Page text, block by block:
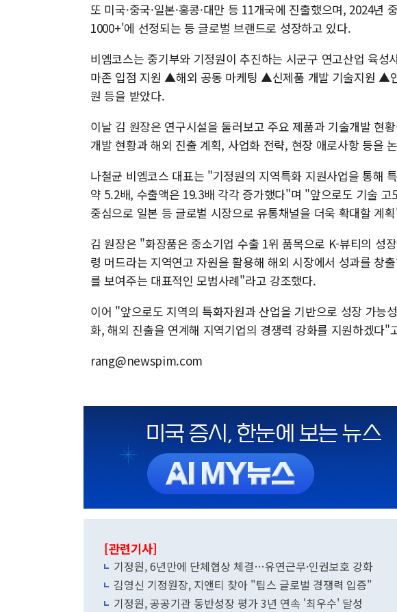
또 미국·중국·일본·홍콩·대만 등 11개국에 진출했으며, 2024년
1000+'에 선정되는 등 글로벌 브랜드로 성장하고 있다.
비엠코스는 중기부와 기정원이 추진하는 시군구 연고산업 육
마존 입점 지원 ▲해외 공동 마케팅 ▲신제품 개발 기술지원 ▲
원 등을 받았다.
이날 김 원장은 연구시설을 둘러보고 주요 제품과 기술개발 현
개발 현황과 해외 진출 계획, 사업화 전략, 현장 애로사항 등을
나철균 비엠코스 대표는 "기정원의 지역특화 지원사업을 통해
약 5.2배, 수출액은 19.3배 각각 증가했다"며 "앞으로도 기술
중심으로 일본 등 글로벌 시장으로 유통채널을 더욱 확대할 계
김 원장은 "화장품은 중소기업 수출 1위 품목으로 K-뷰티의 성
령 머드라는 지역연고 자원을 활용해 해외 시장에서 성과를 창
를 보여주는 대표적인 모범사례"라고 강조했다.
이어 "앞으로도 지역의 특화자원과 산업을 기반으로 성장 가능
화, 해외 진출을 연계해 지역기업의 경쟁력 강화를 지원하겠다"
rang@newspim.com
[관련기사]
기정원, 6년만에 단체협상 체결…유연근무·인권보호 강화
김영신 기정원장, 지앤티 찾아 "팁스 글로벌 경쟁력 입증"
기정원, 공공기관 동반성장 평가 3년 연속 '최우수' 달성